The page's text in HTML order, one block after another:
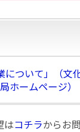
ついて」（文
ホームページ）
はコチラからお